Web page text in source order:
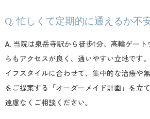
Q. 忙しくて定期的に通えるか不
A. 当院は泉岳寺駅から徒歩1分、高輪ゲー
らもアクセスが良く、通いやすい立地です
イフスタイルに合わせて、集中的な治療や
をご提案する「オーダーメイド計画」を立
遠慮なくご相談ください。